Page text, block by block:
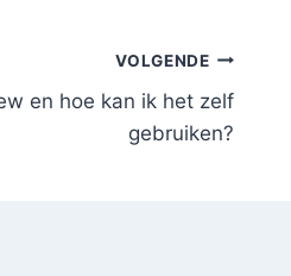
VOLGENDE
en hoe kan ik het zelf
gebruiken?